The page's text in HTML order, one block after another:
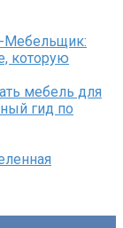
которую
мебель для
гид по